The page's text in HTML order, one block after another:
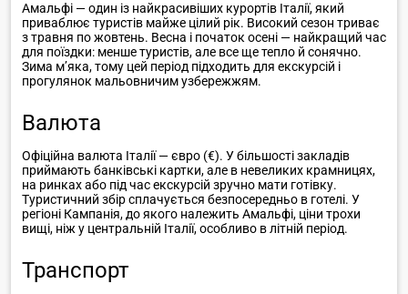
Амальфі — один із найкрасивіших курортів Італії, який
приваблює туристів майже цілий рік. Високий сезон триває
з травня по жовтень. Весна і початок осені — найкращий час
для поїздки: менше туристів, але все ще тепло й сонячно.
Зима м’яка, тому цей період підходить для екскурсій і
прогулянок мальовничим узбережжям.
Валюта
Офіційна валюта Італії — євро (€). У більшості закладів
приймають банківські картки, але в невеликих крамницях,
на ринках або під час екскурсій зручно мати готівку.
Туристичний збір сплачується безпосередньо в готелі. У
регіоні Кампанія, до якого належить Амальфі, ціни трохи
вищі, ніж у центральній Італії, особливо в літній період.
Транспорт